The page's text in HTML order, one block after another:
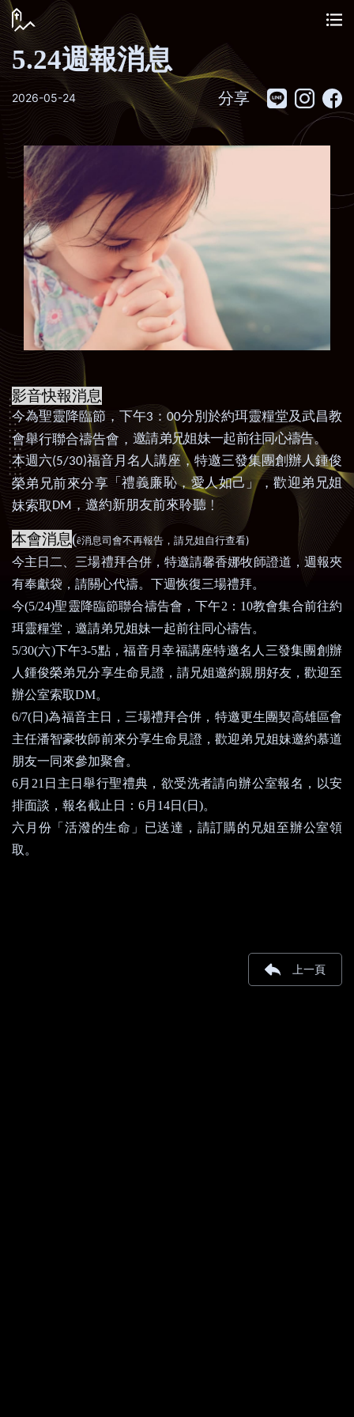
5.24週報消息
2026-05-24 分享
影音快報消息
今為聖靈降臨節，下午3 ： 00分別於約珥靈糧堂及武昌教
會舉行聯合禱告會， 邀請弟兄姐妹一起前往同心禱告。
本週六(5/30)福音月名人講座， 特邀三發集團創辦人鍾俊
榮弟兄前來分享 「禮義廉恥， 愛人如己」，歡迎弟兄姐
妹索取DM ， 邀約新朋友前來聆聽﹗
本會消息(ê消息司會不再報告，請兄姐自行查看)
今主日二、三場禮拜合併，特邀請馨香娜牧師證道 ， 週報夾
有奉獻袋，請關心代禱。下週恢復三場禮拜。
今(5/24)聖靈降臨節聯合禱告會，下午2 ： 10教會集合前往約
珥靈糧堂，邀請弟兄姐妹一起前往同心禱告。
5/30(六)下午3-5點，福音月幸福講座特邀名人 三發集團創辦
人鍾俊榮弟兄分享生命見證，請兄姐邀約親朋好友，歡迎至
辦公室索取DM。
6/7(日)為福音主日，三場禮拜合併 ， 特邀更生團契高雄區會
主任潘智豪牧師前來分享生命見證，歡迎弟兄姐妹邀約慕道
朋友一同來參加聚會。
6月 21 日主日舉行聖禮典，欲受洗者請向辦公室報名，以安
排面談，報名截止日： 6月 14日 (日 )。
六月份 「 活潑的生命 」 已送達 ， 請訂購的兄姐至辦公室領
取 。
上一頁